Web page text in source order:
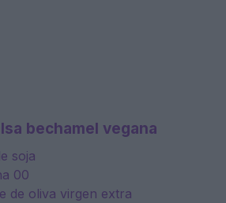
bechamel vegana
soja
00
de oliva virgen extra